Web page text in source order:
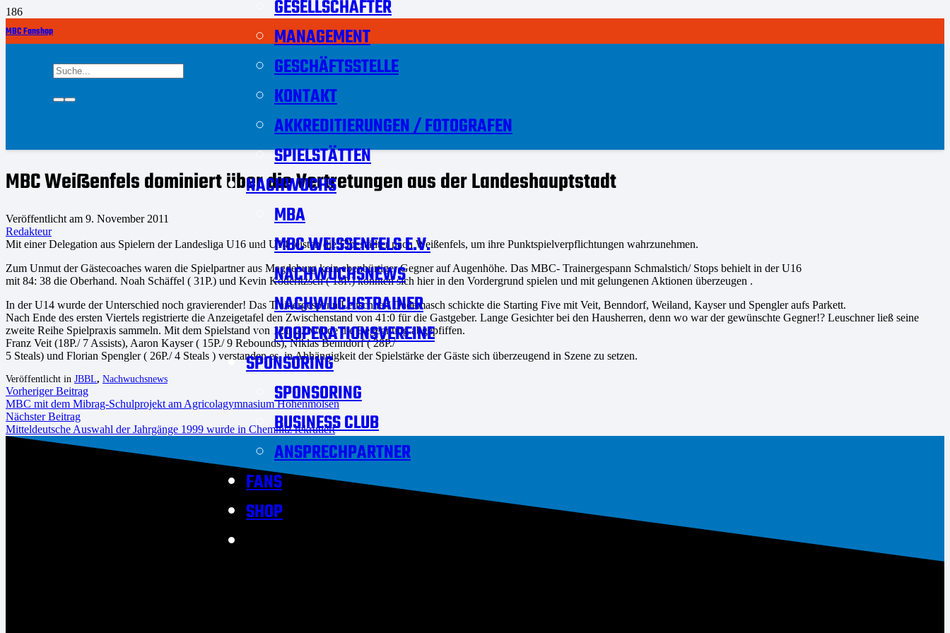
MBC Fanshop
GESELLSCHAFTER
MANAGEMENT
GESCHÄFTSSTELLE
KONTAKT
AKKREDITIERUNGEN / FOTOGRAFEN
SPIELSTÄTTEN
NACHWUCHS
MBA
MBC WEISSENFELS E.V.
NACHWUCHSNEWS
NACHWUCHSTRAINER
KOOPERATIONSVEREINE
SPONSORING
SPONSORING
BUSINESS CLUB
ANSPRECHPARTNER
FANS
SHOP
MBC Weißenfels dominiert über die Vertretungen aus der Landeshauptstadt
Veröffentlicht am 9. November 2011
Redakteur
Mit einer Delegation aus Spielern der Landesliga U16 und U14 reisten die Elbestädter nach Weißenfels, um ihre Punktspielverpflichtungen wahrzunehmen.
Zum Unmut der Gästecoaches waren die Spielpartner aus Magdeburg kein ebenbürtiger Gegner auf Augenhöhe. Das MBC- Trainergespann Schmalstich/ Stops behielt in der U16
mit 84: 38 die Oberhand. Noah Schäffel ( 31P.) und Kevin Koderitzsch ( 18P.) konnten sich hier in den Vordergrund spielen und mit gelungenen Aktionen überzeugen .
In der U14 wurde der Unterschied noch gravierender! Das Trainergespann Leuschner/ Dademasch schickte die Starting Five mit Veit, Benndorf, Weiland, Kayser und Spengler aufs Parkett.
Nach Ende des ersten Viertels registrierte die Anzeigetafel den Zwischenstand von 41:0 für die Gastgeber. Lange Gesichter bei den Hausherren, denn wo war der gewünschte Gegner!? Leuschner ließ seine
zweite Reihe Spielpraxis sammeln. Mit dem Spielstand von 121: 22 wurde die Begegnung abgepfiffen.
Franz Veit (18P./ 7 Assists), Aaron Kayser ( 15P./ 9 Rebounds), Niklas Benndorf ( 28P./
5 Steals) und Florian Spengler ( 26P./ 4 Steals ) verstanden es, in Abhängigkeit der Spielstärke der Gäste sich überzeugend in Szene zu setzen.
Veröffentlicht in JBBL, Nachwuchsnews
Vorheriger Beitrag
MBC mit dem Mibrag-Schulprojekt am Agricolagymnasium Hohenmölsen
Nächster Beitrag
Mitteldeutsche Auswahl der Jahrgänge 1999 wurde in Chemnitz rekrutiert